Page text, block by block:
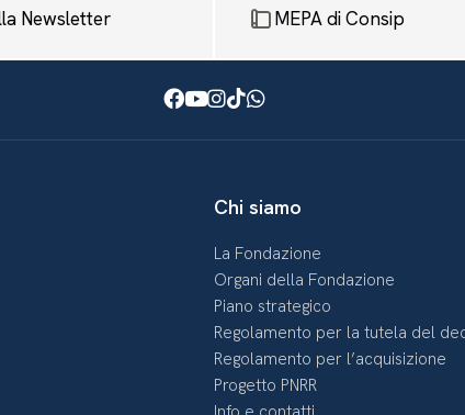
Newsletter MEPA di Consip
Facebook
Youtube
Instagram
TikTok
WhatsApp
Chi siamo
La Fondazione
Organi della Fondazione
Piano strategico
Regolamento per la tutela del
Regolamento per l’acquisizione
Progetto PNRR